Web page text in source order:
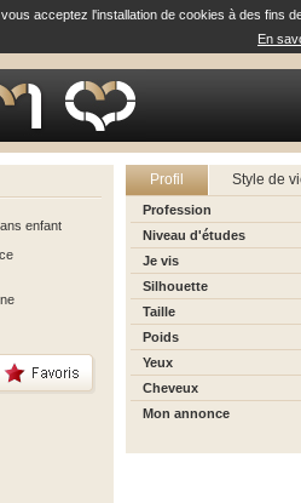
acceptez l'installation de cookies à des
En
enfant
Profil Style de
Profession
Niveau d'études
Je vis
Silhouette
Taille
Poids
Yeux
Cheveux
Mon annonce